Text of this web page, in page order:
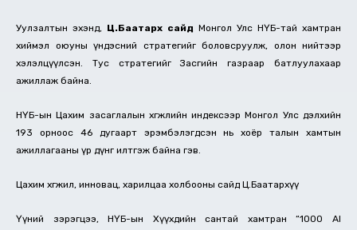
Уулзалтын эхэнд, Ц.Баатархүү сайд Монгол Улс НҮБ-тай хамтран
хиймэл оюуны үндэсний стратегийг боловсруулж, олон нийтээр
хэлэлцүүлсэн. Тус стратегийг Засгийн газраар батлуулахаар
ажиллаж байна.
НҮБ-ын Цахим засаглалын хөгжлийн индексээр Монгол Улс дэлхийн
193 орноос 46 дугаарт эрэмбэлэгдсэн нь хоёр талын хамтын
ажиллагааны үр дүнг илтгэж байна гэв.
Цахим хөгжил, инновац, харилцаа холбооны сайд Ц.Баатархүү
Үүний зэрэгцээ, НҮБ-ын Хүүхдийн сантай хамтран “1000 AI